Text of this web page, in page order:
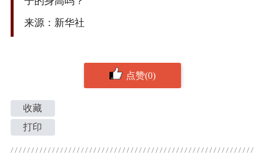
来源：新华社
点赞(0)
收藏
打印